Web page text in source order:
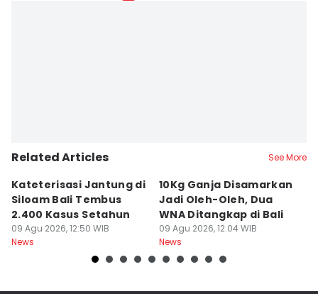
Related Articles See More
Kateterisasi Jantung di
Siloam Bali Tembus
2.400 Kasus Setahun
09 Agu 2026, 12:50 WIB
News
10Kg Ganja Disamarkan
Jadi Oleh-Oleh, Dua
WNA Ditangkap di Bali
09 Agu 2026, 12:04 WIB
News